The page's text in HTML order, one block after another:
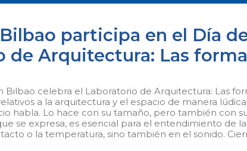
participa en el Día
de Arquitectura: Las
Bilbao celebra el Laboratorio de Arquitectura: Las
a la arquitectura y el espacio de manera
habla. Lo hace con su tamaño, pero también con
se expresa, es esencial para el entendimiento de
o la temperatura, sino también en el sonido.